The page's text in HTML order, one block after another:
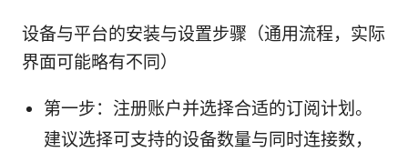
设备与平台的安装与设置步骤（通用流程，实际
界面可能略有不同）
第一步：注册账户并选择合适的订阅计划。
建议选择可支持的设备数量与同时连接数，